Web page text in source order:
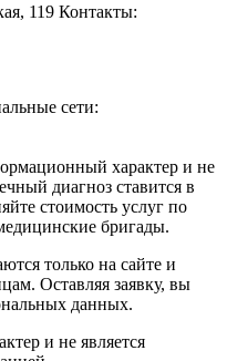
119 Контакты:
сети:
характер и не
диагноз ставится в
стоимость услуг по
бригады.
только на сайте и
Оставляя заявку, вы
данных.
и не является